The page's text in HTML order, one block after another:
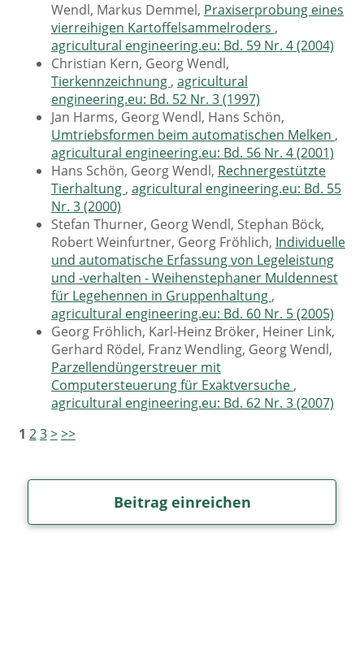
Wendl, Markus Demmel, Praxiserprobung eines
vierreihigen Kartoffelsammelroders ,
agricultural engineering.eu: Bd. 59 Nr. 4 (2004)
Christian Kern, Georg Wendl,
Tierkennzeichnung , agricultural
engineering.eu: Bd. 52 Nr. 3 (1997)
Jan Harms, Georg Wendl, Hans Schön,
Umtriebsformen beim automatischen Melken ,
agricultural engineering.eu: Bd. 56 Nr. 4 (2001)
Hans Schön, Georg Wendl, Rechnergestützte
Tierhaltung , agricultural engineering.eu: Bd. 55
Nr. 3 (2000)
Stefan Thurner, Georg Wendl, Stephan Böck,
Robert Weinfurtner, Georg Fröhlich, Individuelle
und automatische Erfassung von Legeleistung
und -verhalten - Weihenstephaner Muldennest
für Legehennen in Gruppenhaltung ,
agricultural engineering.eu: Bd. 60 Nr. 5 (2005)
Georg Fröhlich, Karl-Heinz Bröker, Heiner Link,
Gerhard Rödel, Franz Wendling, Georg Wendl,
Parzellendüngerstreuer mit
Computersteuerung für Exaktversuche ,
agricultural engineering.eu: Bd. 62 Nr. 3 (2007)
1 23>>>
Beitrag einreichen